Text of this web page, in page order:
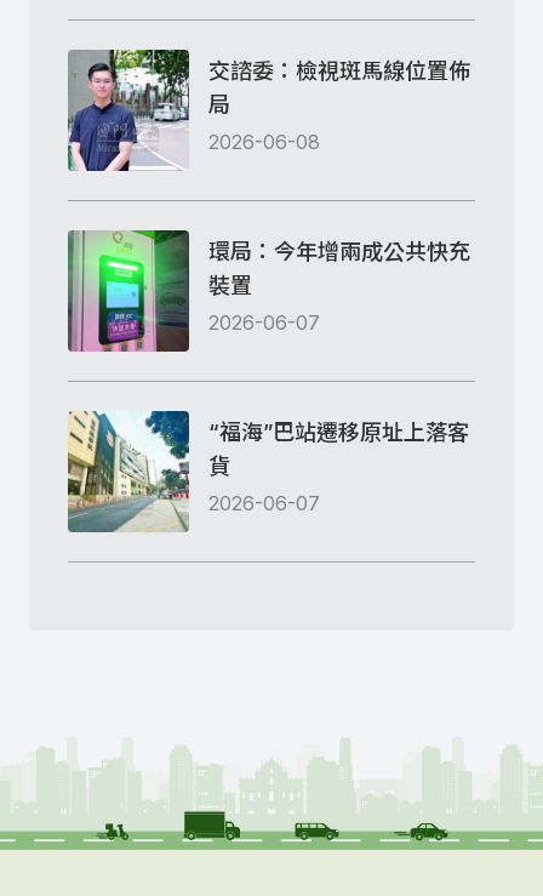
交諮委：檢視斑馬線位置佈
局
2026-06-08
環局：今年增兩成公共快充
裝置
2026-06-07
“福海”巴站遷移原址上落客
貨
2026-06-07